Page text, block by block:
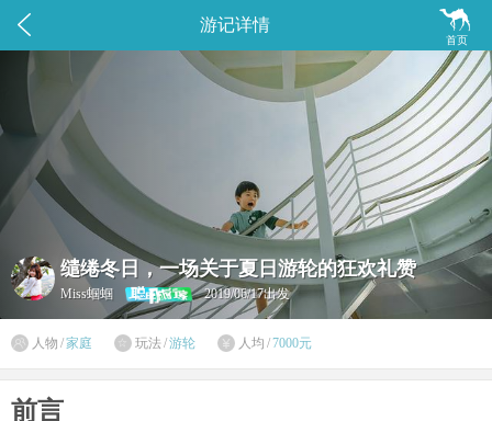
 
首页
游记详情
缱绻冬日，一场关于夏日游轮的狂欢礼赞
Miss蝈蝈 2019/06/17出发
 人物 /家庭  玩法 /游轮  人均 /7000元
前言